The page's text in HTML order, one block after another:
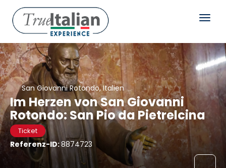
San Giovanni Rotondo, Italien
Im Herzen von San Giovanni
Rotondo: San Pio da Pietrelcina
Ticket
Referenz-ID:8874723